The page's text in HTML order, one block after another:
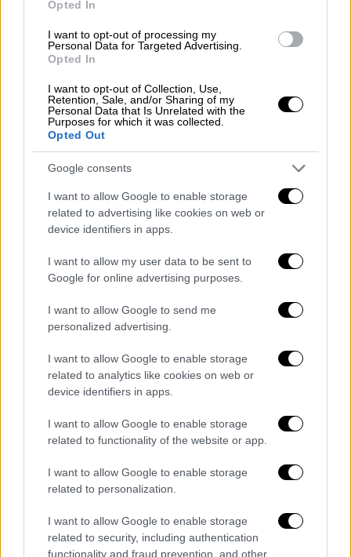
Opted In
I want to opt-out of processing my
Personal Data for Targeted Advertising.
Opted In
I want to opt-out of Collection, Use,
Retention, Sale, and/or Sharing of my
Personal Data that Is Unrelated with the
Purposes for which it was collected.
Opted Out
Google consents
I want to allow Google to enable storage
related to advertising like cookies on web or
device identifiers in apps.
I want to allow my user data to be sent to
Google for online advertising purposes.
I want to allow Google to send me
personalized advertising.
I want to allow Google to enable storage
related to analytics like cookies on web or
device identifiers in apps.
I want to allow Google to enable storage
related to functionality of the website or app.
I want to allow Google to enable storage
related to personalization.
I want to allow Google to enable storage
related to security, including authentication
functionality and fraud prevention, and other
όσο και για τα οχήματα. «Δεν έχει ακόμη
σταθεροποιηθεί», δήλωσε ο Εσποζίτο.
«Παραμένει μιαπολύ σοβαρή και επικίνδυνη
κατάσταση». Στατικοί μηχανικοί
παρακολουθούν την κίνηση του κτηρίου
το εξωτερικό. Μόλις κριθεί ασφαλές να
εισέλθουν,θα ξεκινήσουν εργασίες
μεταλλικά υποστυλώματα έκτακτης
ανάγκης.
Σε εγρήγορση παραμένουν οι Αρχές
εξοπλισμόπου μπορεί να ανιχνεύσειακόμη
και την παραμικρή μετακίνηση
κατασκευής, ενώ η συνεχιζόμενη μετακίνηση
της συγκεκριμένης κολόνας προκαλεί
ιδιαίτερη ανησυχία. «Αυτό σημαίνει ότι το
κτήριο
δεν έχει ακόμη σταθεροποιηθεί.
Παραμένει μια πολύ σοβαρή και επικίνδυνη
Τμήματος Κτιρίων της Νέας Υόρκης, Άχμεντ
Τιγκάνι.
Επιθεωρητές του Τμήματος Κτηρίων
διαπίστωσαν ότιορισμένες χαλύβδινες